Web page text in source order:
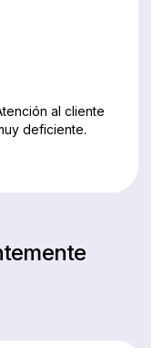
al cliente
deficiente.